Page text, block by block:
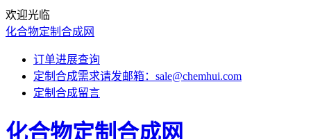
欢迎光临
化合物定制合成网
订单进展查询
定制合成需求请发邮箱：sale@chemhui.com
定制合成留言
化合物定制合成网